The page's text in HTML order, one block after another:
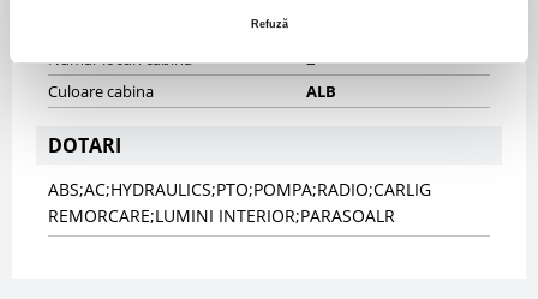
Refuză
Numar locuri cabina
2
Culoare cabina
ALB
DOTARI
ABS;AC;HYDRAULICS;PTO;POMPA;RADIO;CARLIG
REMORCARE;LUMINI INTERIOR;PARASOALR